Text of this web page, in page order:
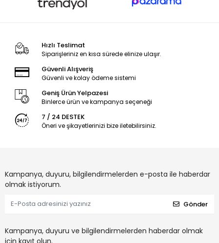
Hızlı Teslimat
Siparişleriniz en kısa sürede elinize ulaşır.
Güvenli Alışveriş
Güvenli ve kolay ödeme sistemi
Geniş Ürün Yelpazesi
Binlerce ürün ve kampanya seçeneği
7 / 24 DESTEK
Öneri ve şikayetlerinizi bize iletebilirsiniz.
Kampanya, duyuru, bilgilendirmelerden e-posta ile haberdar
olmak istiyorum.
Gönder
Kampanya, duyuru ve bilgilendirmelerden haberdar olmak
için kayıt olun.